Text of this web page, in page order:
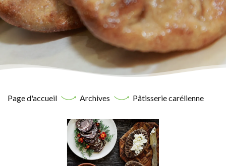
Page d'accueil Archives Pâtisserie carélienne